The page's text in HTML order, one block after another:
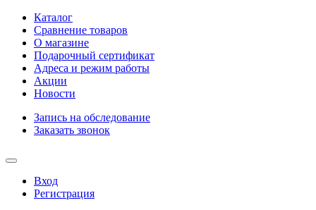
Каталог
Сравнение товаров
О магазине
Подарочный сертификат
Адреса и режим работы
Акции
Новости
Запись на обследование
Заказать звонок
Вход
Регистрация